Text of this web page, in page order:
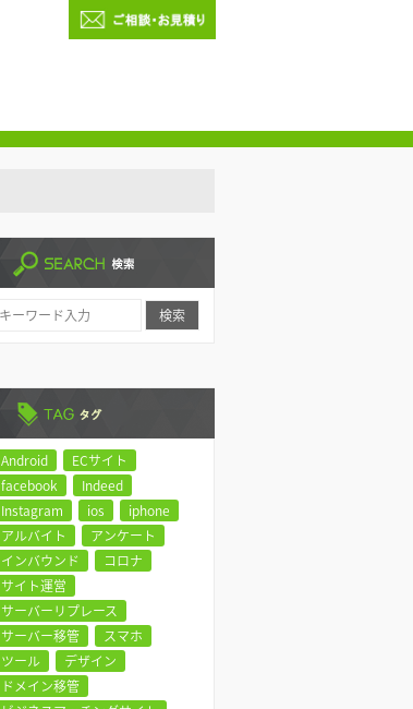
Android
ECサイト
facebook
Indeed
Instagram
ios
iphone
アルバイト
アンケート
インバウンド
コロナ
サイト運営
サーバーリプレース
サーバー移管
スマホ
ツール
デザイン
ドメイン移管